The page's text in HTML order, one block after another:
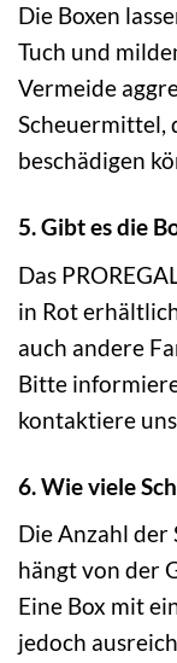
Die Boxen
Tuch und
Vermeide
Scheuermittel,
beschädigen
5. Gibt es die
Das
in Rot
auch andere
Bitte
kontaktiere
6. Wie viele
Die Anzahl der
hängt von der
Eine Box mit
jedoch